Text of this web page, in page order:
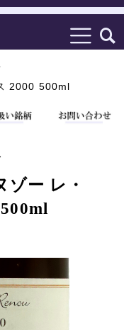
2000 500ml
ゾー レ・